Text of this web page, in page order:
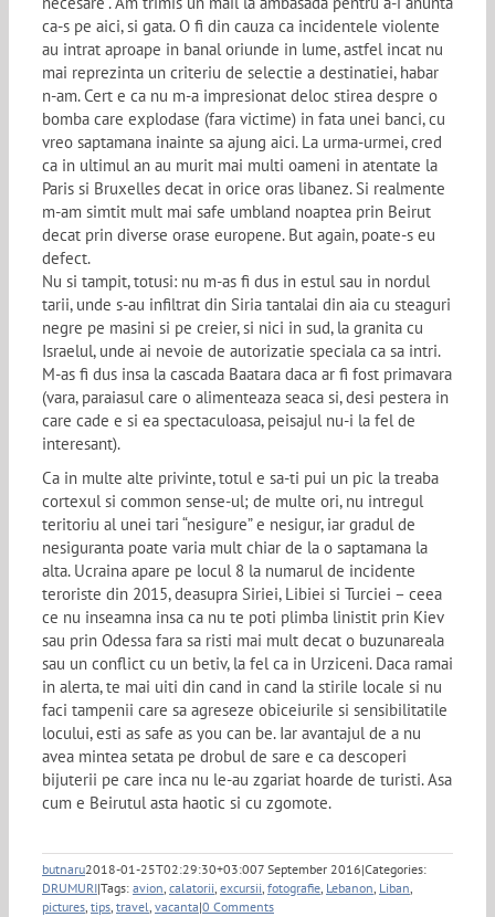
ca-s pe aici, si gata. O fi din cauza ca incidentele violente
au intrat aproape in banal oriunde in lume, astfel incat nu
mai reprezinta un criteriu de selectie a destinatiei, habar
n-am. Cert e ca nu m-a impresionat deloc stirea despre o
bomba care explodase (fara victime) in fata unei banci, cu
vreo saptamana inainte sa ajung aici. La urma-urmei, cred
ca in ultimul an au murit mai multi oameni in atentate la
Paris si Bruxelles decat in orice oras libanez. Si realmente
m-am simtit mult mai safe umbland noaptea prin Beirut
decat prin diverse orase europene. But again, poate-s eu
defect.
Nu si tampit, totusi: nu m-as fi dus in estul sau in nordul
tarii, unde s-au infiltrat din Siria tantalai din aia cu steaguri
negre pe masini si pe creier, si nici in sud, la granita cu
Israelul, unde ai nevoie de autorizatie speciala ca sa intri.
M-as fi dus insa la cascada Baatara daca ar fi fost primavara
(vara, paraiasul care o alimenteaza seaca si, desi pestera in
care cade e si ea spectaculoasa, peisajul nu-i la fel de
interesant).
Ca in multe alte privinte, totul e sa-ti pui un pic la treaba
cortexul si common sense-ul; de multe ori, nu intregul
teritoriu al unei tari “nesigure” e nesigur, iar gradul de
nesiguranta poate varia mult chiar de la o saptamana la
alta. Ucraina apare pe locul 8 la numarul de incidente
teroriste din 2015, deasupra Siriei, Libiei si Turciei – ceea
ce nu inseamna insa ca nu te poti plimba linistit prin Kiev
sau prin Odessa fara sa risti mai mult decat o buzunareala
sau un conflict cu un betiv, la fel ca in Urziceni. Daca ramai
in alerta, te mai uiti din cand in cand la stirile locale si nu
faci tampenii care sa agreseze obiceiurile si sensibilitatile
locului, esti as safe as you can be. Iar avantajul de a nu
avea mintea setata pe drobul de sare e ca descoperi
bijuterii pe care inca nu le-au zgariat hoarde de turisti. Asa
cum e Beirutul asta haotic si cu zgomote.
butnaru2018-01-25T02:29:30+03:007 September 2016|Categories:
DRUMURI|Tags: avion, calatorii, excursii, fotografie, Lebanon, Liban,
pictures, tips, travel, vacanta|0 Comments